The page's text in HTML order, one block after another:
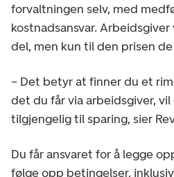
forvaltningen selv, med
kostnadsansvar.
del, men kun til den prisen
– Det betyr at finner du et
det du får via arbeidsgiver,
tilgjengelig til sparing, sier
Du får ansvaret for å legge
følge opp betingelser,